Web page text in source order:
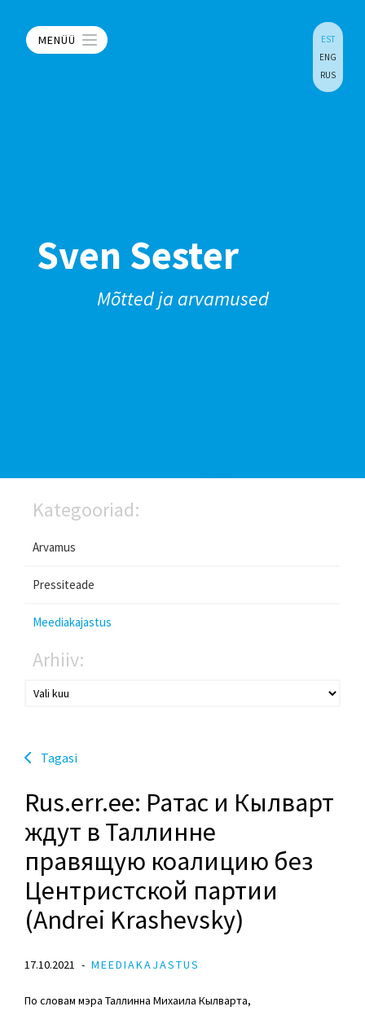
MENÜÜ
EST
ENG
RUS
Sven Sester
Mõtted ja arvamused
Kategooriad:
Arvamus
Pressiteade
Meediakajastus
Arhiiv:
Tagasi
Rus.err.ee: Ратас и Кылварт
ждут в Таллинне
правящую коалицию без
Центристской партии
(Andrei Krashevsky)
17.10.2021 MEEDIAKAJASTUS
По словам мэра Таллинна Михаила Кылварта,